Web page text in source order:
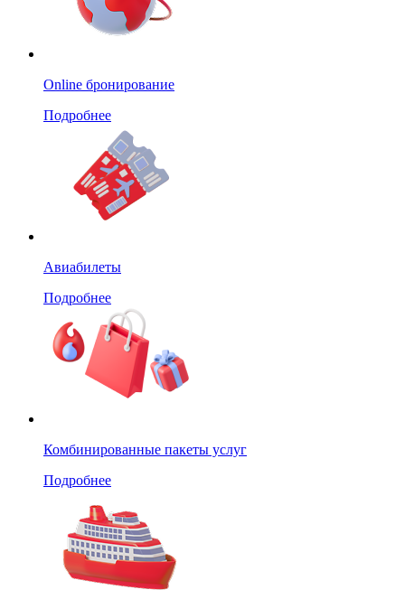
Online бронирование
Подробнее
Авиабилеты
Подробнее
Комбинированные пакеты услуг
Подробнее